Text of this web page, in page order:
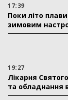
17:39
Поки літо
зимовим
19:27
Лікарня
та обладнання